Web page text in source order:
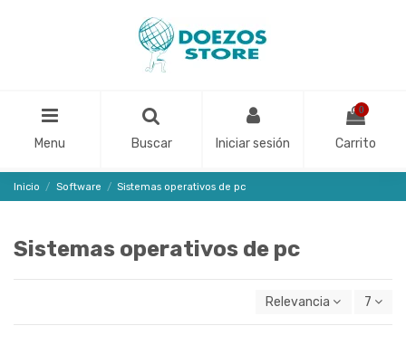
Menu Buscar Iniciar sesión
0
Carrito
Inicio Software Sistemas operativos de pc
Sistemas operativos de pc
Relevancia 7